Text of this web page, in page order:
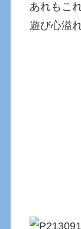
あれもこ
遊び心溢